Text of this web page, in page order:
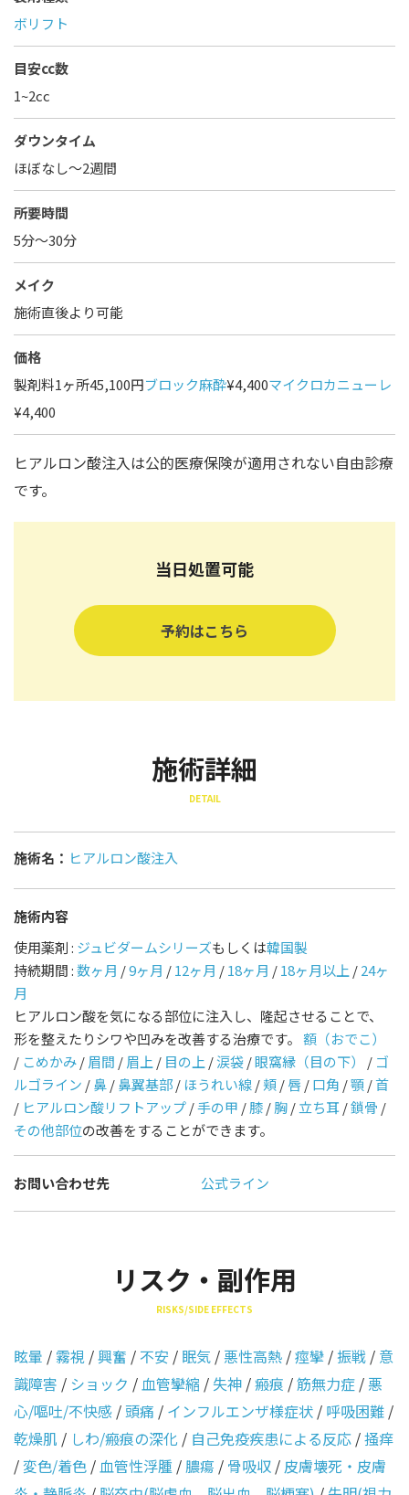
ボリフト
目安cc数
1~2cc
ダウンタイム
ほぼなし〜2週間
所要時間
5分～30分
メイク
施術直後より可能
価格
製剤料1ヶ所45,100円ブロック麻酔¥4,400マイクロカニューレ
¥4,400
ヒアルロン酸注入は公的医療保険が適用されない自由診療
です。
当日処置可能
予約はこちら
施術詳細
DETAIL
施術名： ヒアルロン酸注入
施術内容
使用薬剤 : ジュビダームシリーズもしくは韓国製
持続期間 :数ヶ月 /9ヶ月 /12ヶ月 /18ヶ月 /18ヶ月以上 /24ヶ
月
ヒアルロン酸を気になる部位に注入し、隆起させることで、
形を整えたりシワや凹みを改善する治療です。 額（おでこ）
/ こめかみ/眉間 /眉上 / 目の上 /涙袋/眼窩縁（目の下） / ゴ
ルゴライン /鼻/鼻翼基部/ ほうれい線/頬/唇/口角 /顎/首
/ ヒアルロン酸リフトアップ/手の甲 /膝/胸/立ち耳/鎖骨 /
その他部位の改善をすることができます。
お問い合わせ先 公式ライン
リスク・副作用
RISKS/SIDE EFFECTS
眩暈 /霧視 /興奮 / 不安 / 眠気 /悪性高熱 /痙攣 /振戦 / 意
識障害 / ショック /血管攣縮 /失神 /瘢痕 /筋無力症 /悪
心/嘔吐/不快感 /頭痛 / インフルエンザ様症状 / 呼吸困難 /
乾燥肌 / しわ/瘢痕の深化 / 自己免疫疾患による反応 /掻痒
/変色/着色 /血管性浮腫 /膿瘍 / 骨吸収 / 皮膚壊死・皮膚